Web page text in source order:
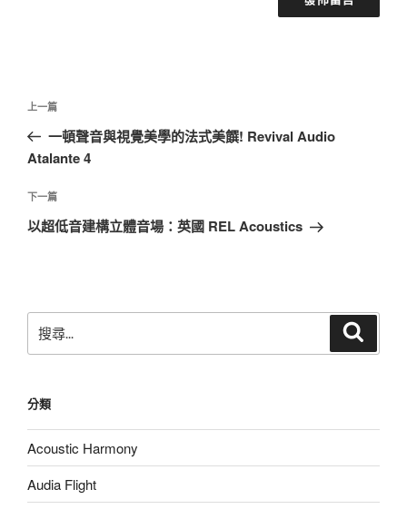
文
導
上
一
篇
章
上一篇
一頓聲音與視覺美學的法式美饌! Revival Audio
Atalante 4
下
一
下一篇
以超低音建構立體音場：英國 REL Acoustics
尋
字:
分類
Acoustic Harmony
Audia Flight